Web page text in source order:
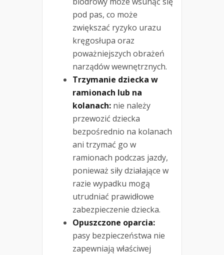
pod pas, co może
zwiększać ryzyko urazu
kręgosłupa oraz
poważniejszych obrażeń
narządów wewnętrznych.
Trzymanie dziecka w
ramionach lub na
kolanach: nie należy
przewozić dziecka
bezpośrednio na kolanach
ani trzymać go w
ramionach podczas jazdy,
ponieważ siły działające w
razie wypadku mogą
utrudniać prawidłowe
zabezpieczenie dziecka.
Opuszczone oparcia:
pasy bezpieczeństwa nie
zapewniają właściwej